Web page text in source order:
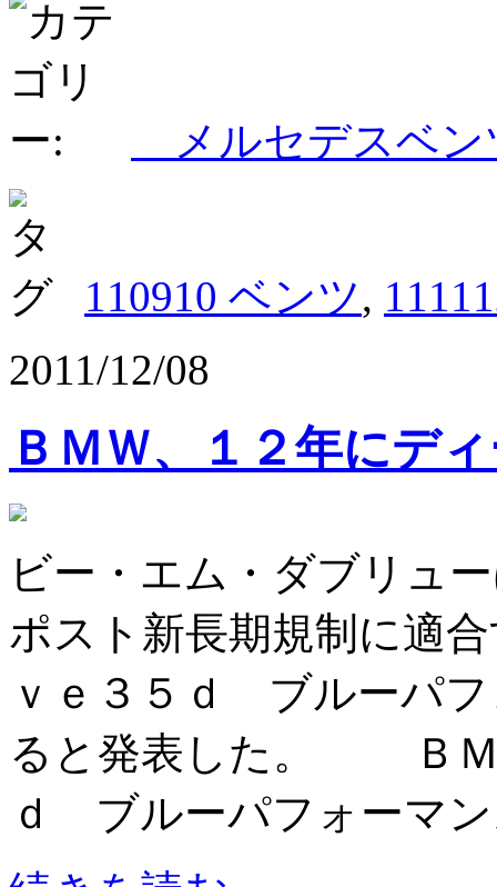
メルセデスベ
110910 ベンツ,
2011/12/08
ＢＭＷ、１２年にデ
ビー・エム・ダブリュ
ポスト新長期規制に適
ｖｅ３５ｄ ブルーパ
ると発表した。 Ｂ
ｄ ブルーパフォーマ